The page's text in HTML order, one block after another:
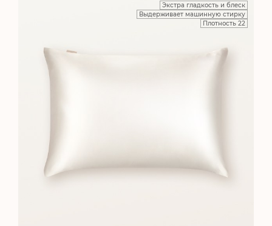
Экстра гладкость и блеск
Выдерживает машинную стирку
Плотность 22